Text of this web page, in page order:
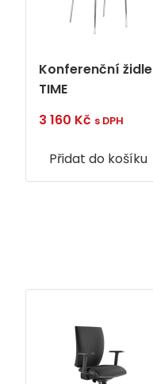
Konferenční židle
TIME
3 160 Kč s DPH
Přidat do košíku